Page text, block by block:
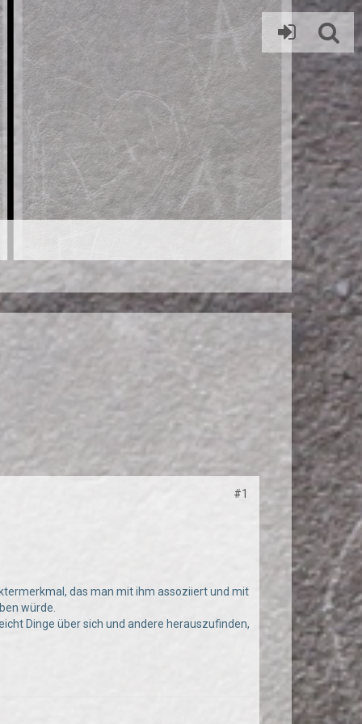
#1
das man mit ihm assoziiert und mit
würde.
Dinge über sich und andere herauszufinden,